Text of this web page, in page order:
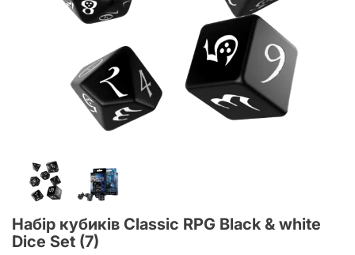
Набір кубиків Classic RPG Black & white
Dice Set (7)